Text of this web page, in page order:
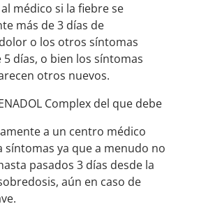
médico si la fiebre se
más de 3 días de
o los otros síntomas
días, o bien los síntomas
otros nuevos.
Complex del que debe
a un centro médico
síntomas ya que a menudo no
pasados 3 días desde la
aún en caso de